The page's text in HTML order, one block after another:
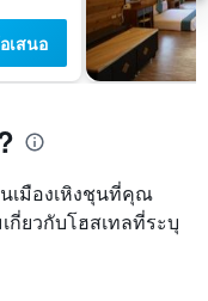
เสนอ
เมืองเหิงชุนที่คุณ
กี่ยวกับโฮสเทลที่ระบุ